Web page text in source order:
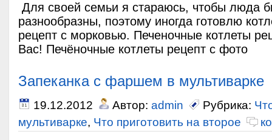
Для своей семьи я стараюсь, чтобы люда
разнообразны, поэтому иногда готовлю
рецепт с морковью. Печеночные котлеты
Вас! Печёночные котлеты рецепт с фото
Запеканка с фаршем в мультиварке
19.12.2012 Автор: admin Рубрика:
мультиварке, Что приготовить на второе